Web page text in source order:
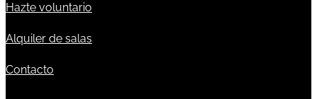
Hazte voluntario
Alquiler de salas
Contacto